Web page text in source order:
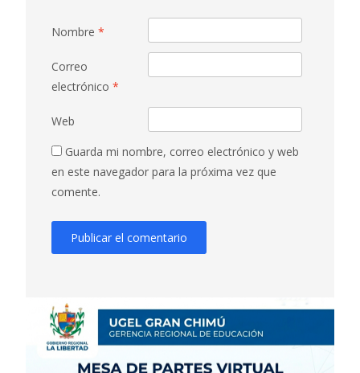
Nombre *
Correo
electrónico *
Web
Guarda mi nombre, correo electrónico y web
en este navegador para la próxima vez que
comente.